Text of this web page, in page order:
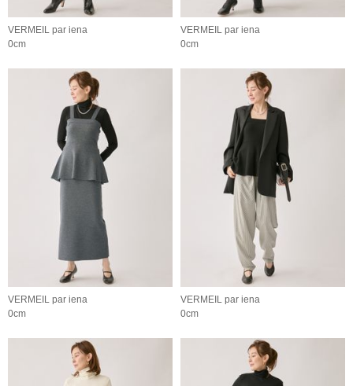
VERMEIL par iena
0cm
VERMEIL par iena
0cm
VERMEIL par iena
0cm
VERMEIL par iena
0cm